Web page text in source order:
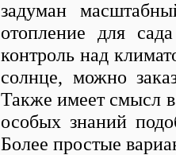
задуман
отопление для
контроль над
солнце, можно
Также имеет смысл в
особых знаний
Более простые